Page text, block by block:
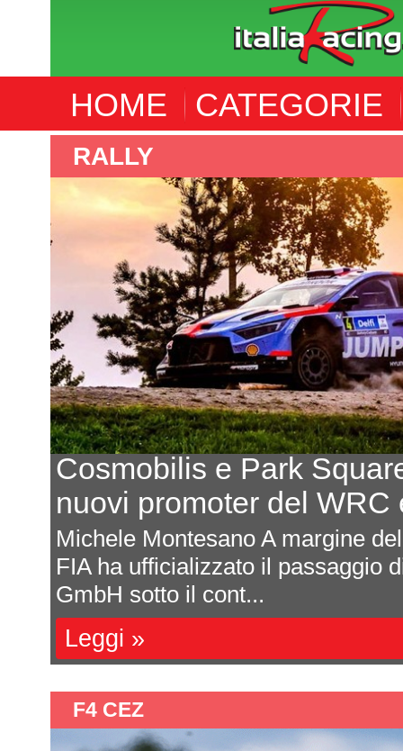
HOME CATEGORIE
Capital i
del FIA ERC
di Finlandia, la
WRC Promoter
L'intervista
"Per il
Davide
propedeutiche
delle ragazze
F4 CEZ